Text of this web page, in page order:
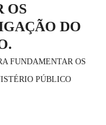
OS
DO
FUNDAMENTAR OS
PÚBLICO